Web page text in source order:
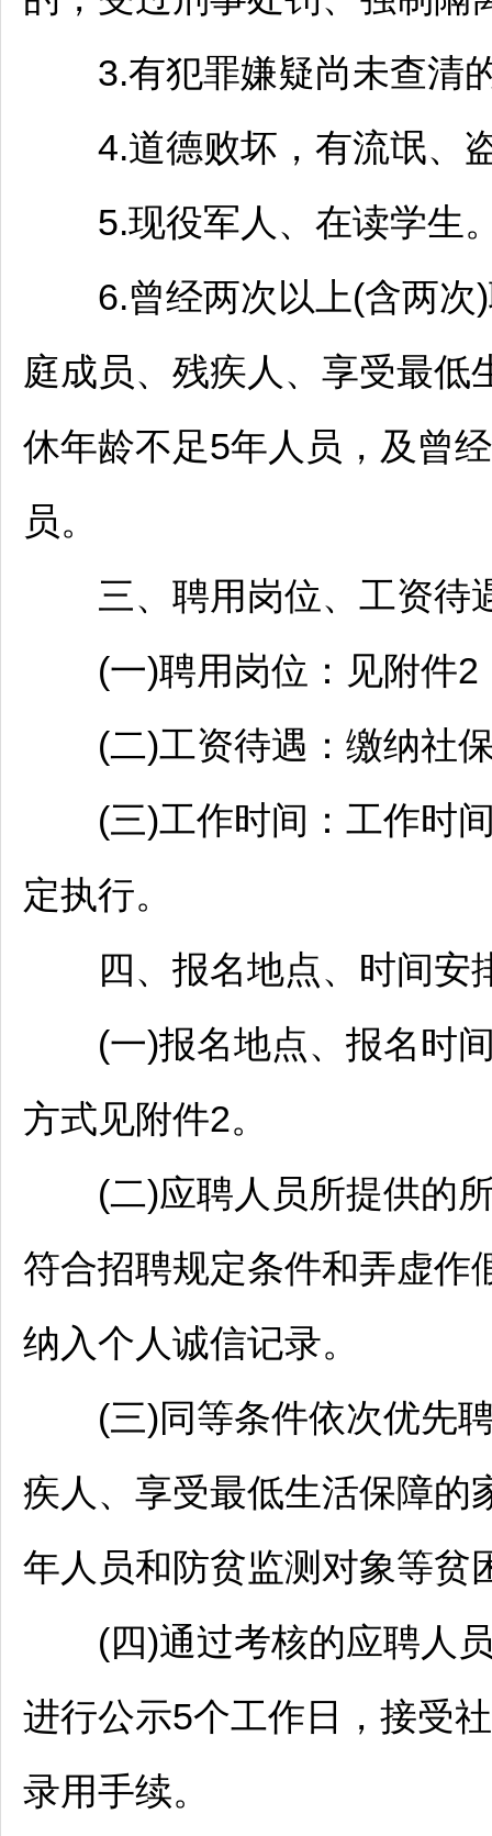
3.有犯罪嫌疑尚未查清
4.道德败坏，有流氓、
5.现役军人、在读学生
6.曾经两次以上(含两次)
庭成员、残疾人、享受最低
休年龄不足5年人员，及曾
员。
三、聘用岗位、工资待
(一)聘用岗位：见附件2
(二)工资待遇：缴纳社保
(三)工作时间：工作时间
定执行。
四、报名地点、时间安
(一)报名地点、报名时间
方式见附件2。
(二)应聘人员所提供的所
符合招聘规定条件和弄虚作
纳入个人诚信记录。
(三)同等条件依次优先聘
疾人、享受最低生活保障的
年人员和防贫监测对象等贫
(四)通过考核的应聘人员
进行公示5个工作日，接受
录用手续。